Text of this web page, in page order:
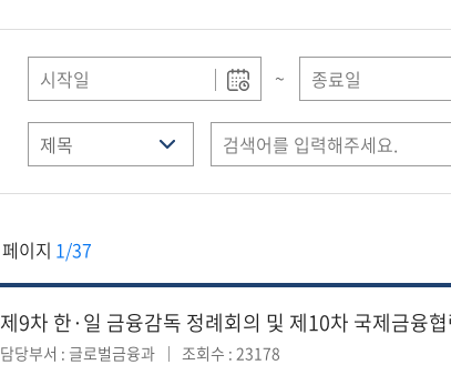
~
페이지 1/37
제9차 한·일 금융감독 정례회의 및 제10차 국제금융
담당부서 : 글로벌금융과 조회수 : 23178